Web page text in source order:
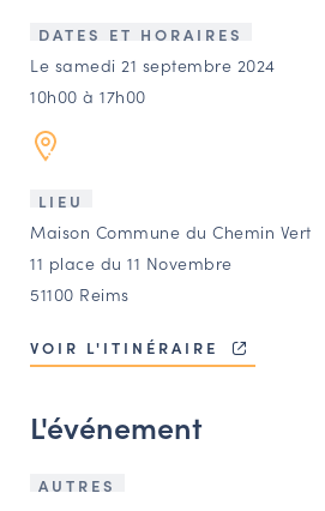
CONTACT
Agenda
Annuaire
Ressources
BOURSE D’ÉCHANGE
CARTES DES NAUDIN
DATES ET HORAIRES
Le samedi 21 septembre 2024
10h00 à 17h00
LIEU
Maison Commune du Chemin Vert
11 place du 11 Novembre
51100 Reims
VOIR L'ITINÉRAIRE
L'événement
AUTRES